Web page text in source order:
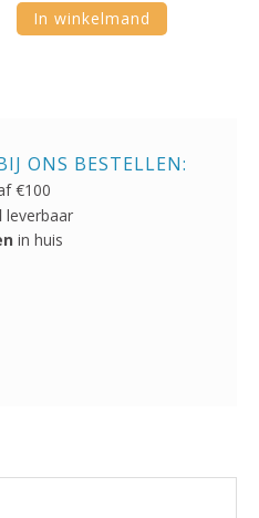
In winkelmand
ONS BESTELLEN:
€100
leverbaar
in huis